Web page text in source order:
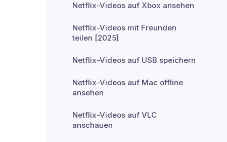
Netflix-Videos auf Xbox ansehen
Netflix-Videos mit Freunden
teilen [2025]
Netflix-Videos auf USB speichern
Netflix-Videos auf Mac offline
ansehen
Netflix-Videos auf VLC
anschauen